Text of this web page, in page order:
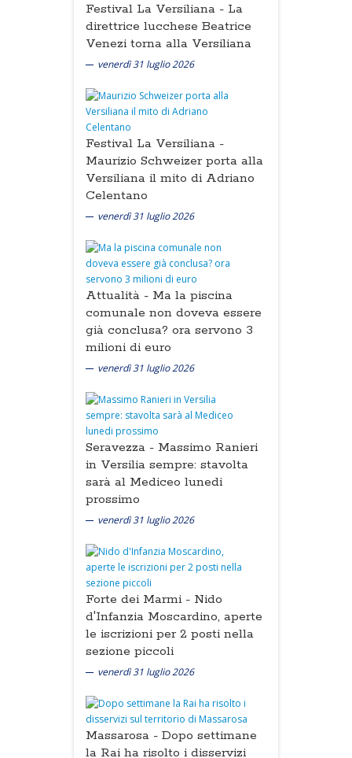
Festival La Versiliana - La
direttrice lucchese Beatrice
Venezi torna alla Versiliana
venerdì 31 luglio 2026
Festival La Versiliana -
Maurizio Schweizer porta alla
Versiliana il mito di Adriano
Celentano
venerdì 31 luglio 2026
Attualità - Ma la piscina
comunale non doveva essere
già conclusa? ora servono 3
milioni di euro
venerdì 31 luglio 2026
Seravezza - Massimo Ranieri
in Versilia sempre: stavolta
sarà al Mediceo lunedi
prossimo
venerdì 31 luglio 2026
Forte dei Marmi - Nido
d'Infanzia Moscardino, aperte
le iscrizioni per 2 posti nella
sezione piccoli
venerdì 31 luglio 2026
Massarosa - Dopo settimane
la Rai ha risolto i disservizi